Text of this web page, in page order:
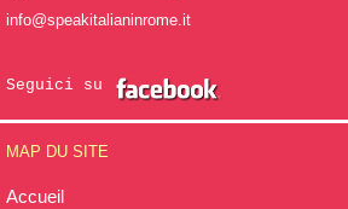
info@speakitalianinrome.it
Seguici su
MAP DU SITE
Accueil